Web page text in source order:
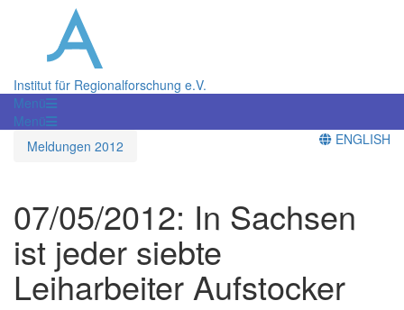
Institut für Regionalforschung e.V.
Menü
Menü
Meldungen 2012
ENGLISH
07/05/2012: In Sachsen
ist jeder siebte
Leiharbeiter Aufstocker